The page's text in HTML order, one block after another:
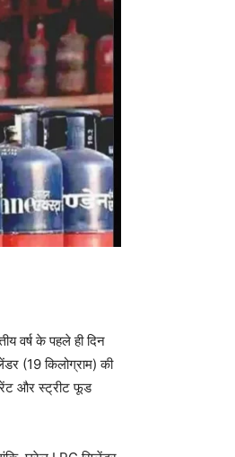
वर्ष के पहले ही दिन
(19 किलोग्राम) की
और स्ट्रीट फूड